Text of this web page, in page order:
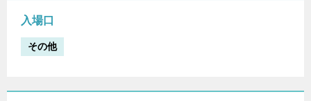
入場口
その他